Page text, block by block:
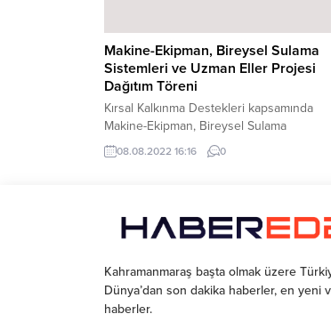
Makine-Ekipman, Bireysel Sulama
Sistemleri ve Uzman Eller Projesi
Dağıtım Töreni
Kırsal Kalkınma Destekleri kapsamında
Makine-Ekipman, Bireysel Sulama
Sistemleri veUzman Eller Projesi dağıtım
töreni gerçekleştirildi.İl Tarım ve Orman
Faruk COŞKUN, AK Parti Kahramanmaraş
Milletvekili Ahmet ÖZDEMİR, AKParti
İl Tarım ve Orman Müdürü RamazanBİLİR,
MHP Kahramanmaraş İl Başkan Vekili
Müfit DAL,...
08.08.2022 16:16 0
Kahramanmaraş başta olmak üzere
Dünya’dan son dakika haberler, en yeni
haberler.